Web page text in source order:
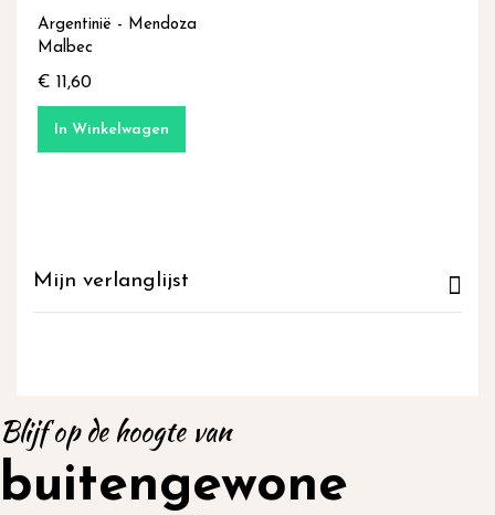
Argentinië - Mendoza
Malbec
€ 11,60
In Winkelwagen
Mijn verlanglijst
Blijf op de hoogte van
buitengewone